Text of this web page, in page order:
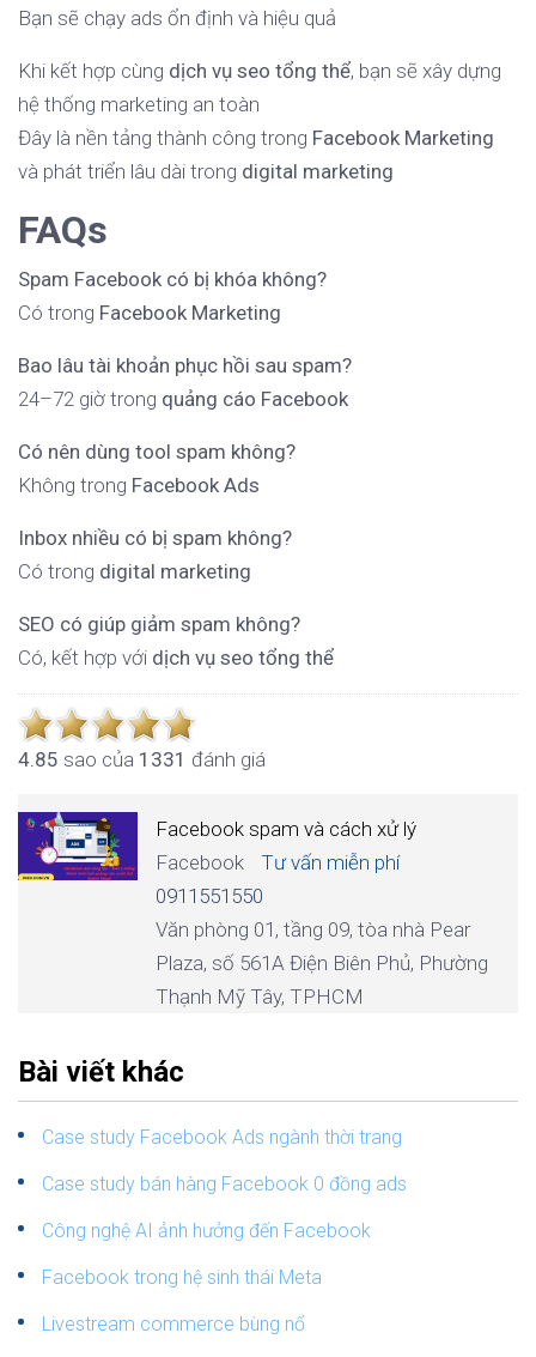
Bạn sẽ chạy ads ổn định và hiệu quả
Khi kết hợp cùng dịch vụ seo tổng thể, bạn sẽ xây dựng
hệ thống marketing an toàn
Đây là nền tảng thành công trong Facebook Marketing
và phát triển lâu dài trong digital marketing
FAQs
Spam Facebook có bị khóa không?
Có trong Facebook Marketing
Bao lâu tài khoản phục hồi sau spam?
24–72 giờ trong quảng cáo Facebook
Có nên dùng tool spam không?
Không trong Facebook Ads
Inbox nhiều có bị spam không?
Có trong digital marketing
SEO có giúp giảm spam không?
Có, kết hợp với dịch vụ seo tổng thể
4.85 sao của 1331 đánh giá
Facebook spam và cách xử lý
Facebook
Tư vấn miễn phí
0911551550
Văn phòng 01, tầng 09, tòa nhà Pear
Plaza, số 561A Điện Biên Phủ, Phường
Thạnh Mỹ Tây, TPHCM
Bài viết khác
Case study Facebook Ads ngành thời trang
Case study bán hàng Facebook 0 đồng ads
Công nghệ AI ảnh hưởng đến Facebook
Facebook trong hệ sinh thái Meta
Livestream commerce bùng nổ